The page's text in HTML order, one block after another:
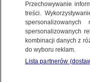
Udostępnij
Przechowywanie
treści.
spersonalizowanych
kombinacji danych z
do wyboru reklam.
Lista partnerów